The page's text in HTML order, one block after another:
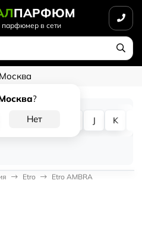
ПАРФЮМ
в сети
Москва
?
G J K
Etro Etro AMBRA